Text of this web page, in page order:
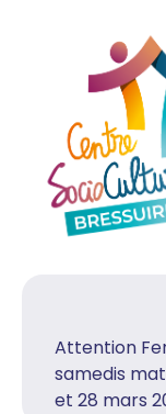
Attention
samedis
et 28 mars